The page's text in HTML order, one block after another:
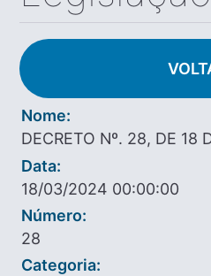
Nome:
DECRETO Nº. 28, DE 18
Data:
18/03/2024 00:00:00
Número:
28
Categoria: